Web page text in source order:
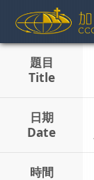
content
題目
Title
日期
Date
時間